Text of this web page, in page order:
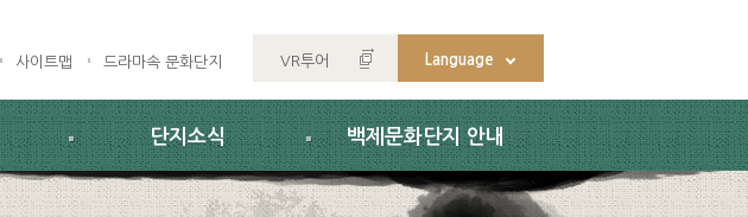
사이트맵 드라마속 문화단지 VR투어 Language
단지소식 백제문화단지 안내